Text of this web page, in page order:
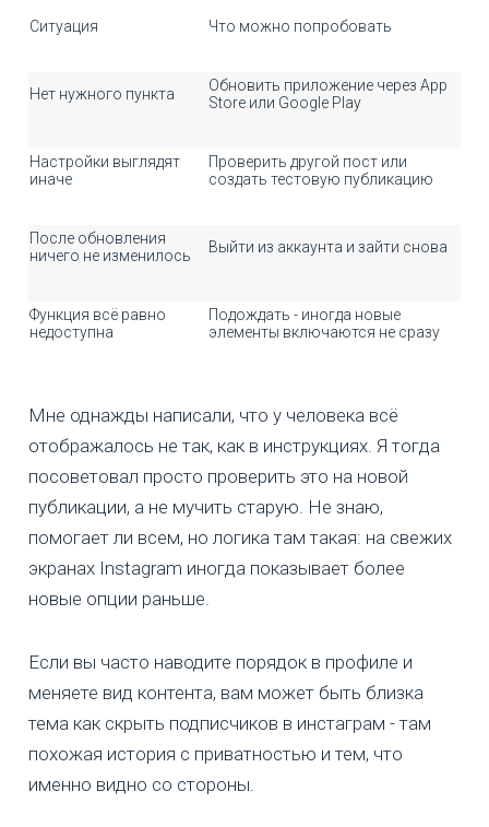
Ситуация Что можно попробовать
Нет нужного пункта
Обновить приложение через App
Store или Google Play
Настройки выглядят
иначе
Проверить другой пост или
создать тестовую публикацию
После обновления
ничего не изменилось
Выйти из аккаунта и зайти снова
Функция всё равно
недоступна
Подождать - иногда новые
элементы включаются не сразу
Мне однажды написали, что у человека всё
отображалось не так, как в инструкциях. Я тогда
посоветовал просто проверить это на новой
публикации, а не мучить старую. Не знаю,
помогает ли всем, но логика там такая: на свежих
экранах Instagram иногда показывает более
новые опции раньше.
Если вы часто наводите порядок в профиле и
меняете вид контента, вам может быть близка
тема как скрыть подписчиков в инстаграм - там
похожая история с приватностью и тем, что
именно видно со стороны.